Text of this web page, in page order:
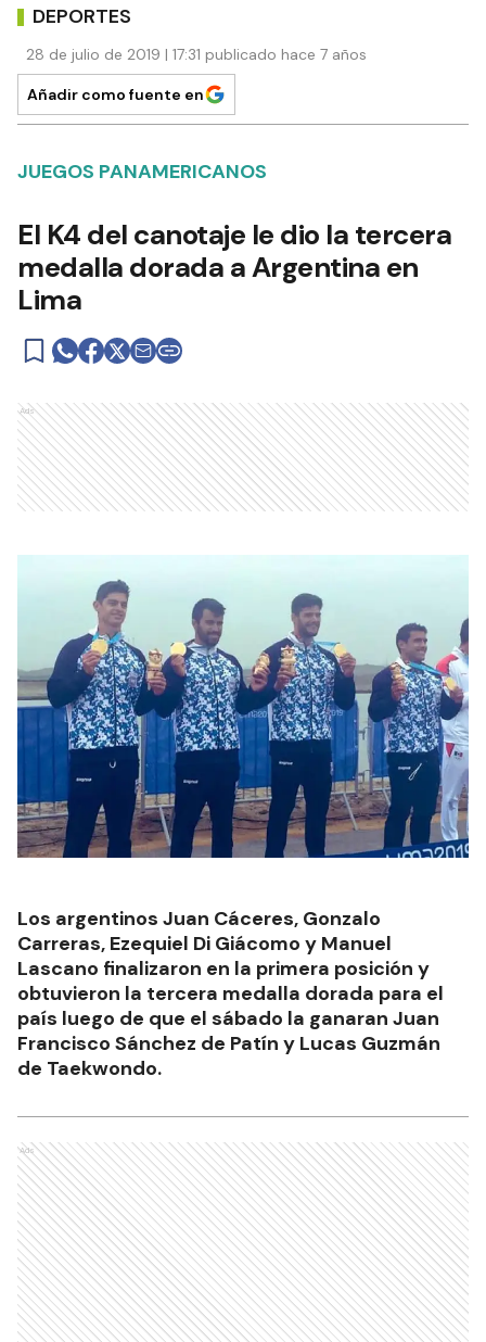
DEPORTES
28 de julio de 2019 | 17:31 publicado hace 7 años
Añadir como fuente en
JUEGOS PANAMERICANOS
El K4 del canotaje le dio la tercera
medalla dorada a Argentina en
Lima
Ads
Los argentinos Juan Cáceres, Gonzalo
Carreras, Ezequiel Di Giácomo y Manuel
Lascano finalizaron en la primera posición y
obtuvieron la tercera medalla dorada para el
país luego de que el sábado la ganaran Juan
Francisco Sánchez de Patín y Lucas Guzmán
de Taekwondo.
Ads